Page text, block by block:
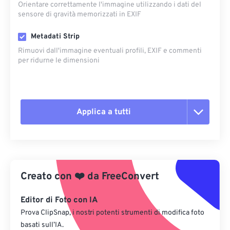
Orientare correttamente l'immagine utilizzando i dati del
sensore di gravità memorizzati in EXIF
Metadati Strip
Rimuovi dall'immagine eventuali profili, EXIF ​​e commenti
per ridurne le dimensioni
Applica a tutti
Applica da preimpostazione
Salva come predefinito
Creato con ❤️ da FreeConvert
Editor di Foto con IA
Prova ClipSnap, i nostri potenti strumenti di modifica foto
basati sull’IA.